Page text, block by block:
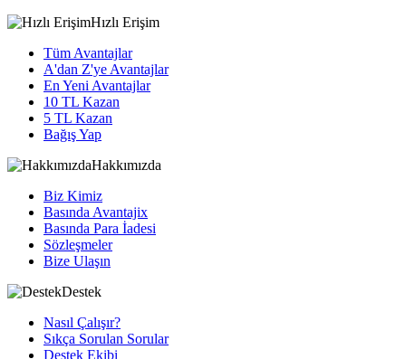
Hızlı Erişim
Tüm Avantajlar
A'dan Z'ye Avantajlar
En Yeni Avantajlar
10 TL Kazan
5 TL Kazan
Bağış Yap
Hakkımızda
Biz Kimiz
Basında Avantajix
Basında Para İadesi
Sözleşmeler
Bize Ulaşın
Destek
Nasıl Çalışır?
Sıkça Sorulan Sorular
Destek Ekibi